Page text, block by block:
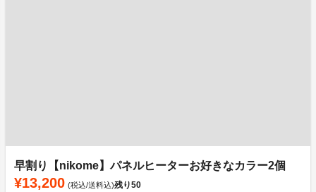
早割り【nikome】パネルヒーターお好きなカラー2個
¥13,200 (税込/送料込)残り50